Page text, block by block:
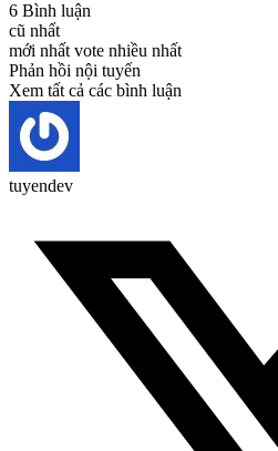
6 Bình luận
cũ nhất
mới nhất vote nhiều nhất
Phản hồi nội tuyến
Xem tất cả các bình luận
tuyendev